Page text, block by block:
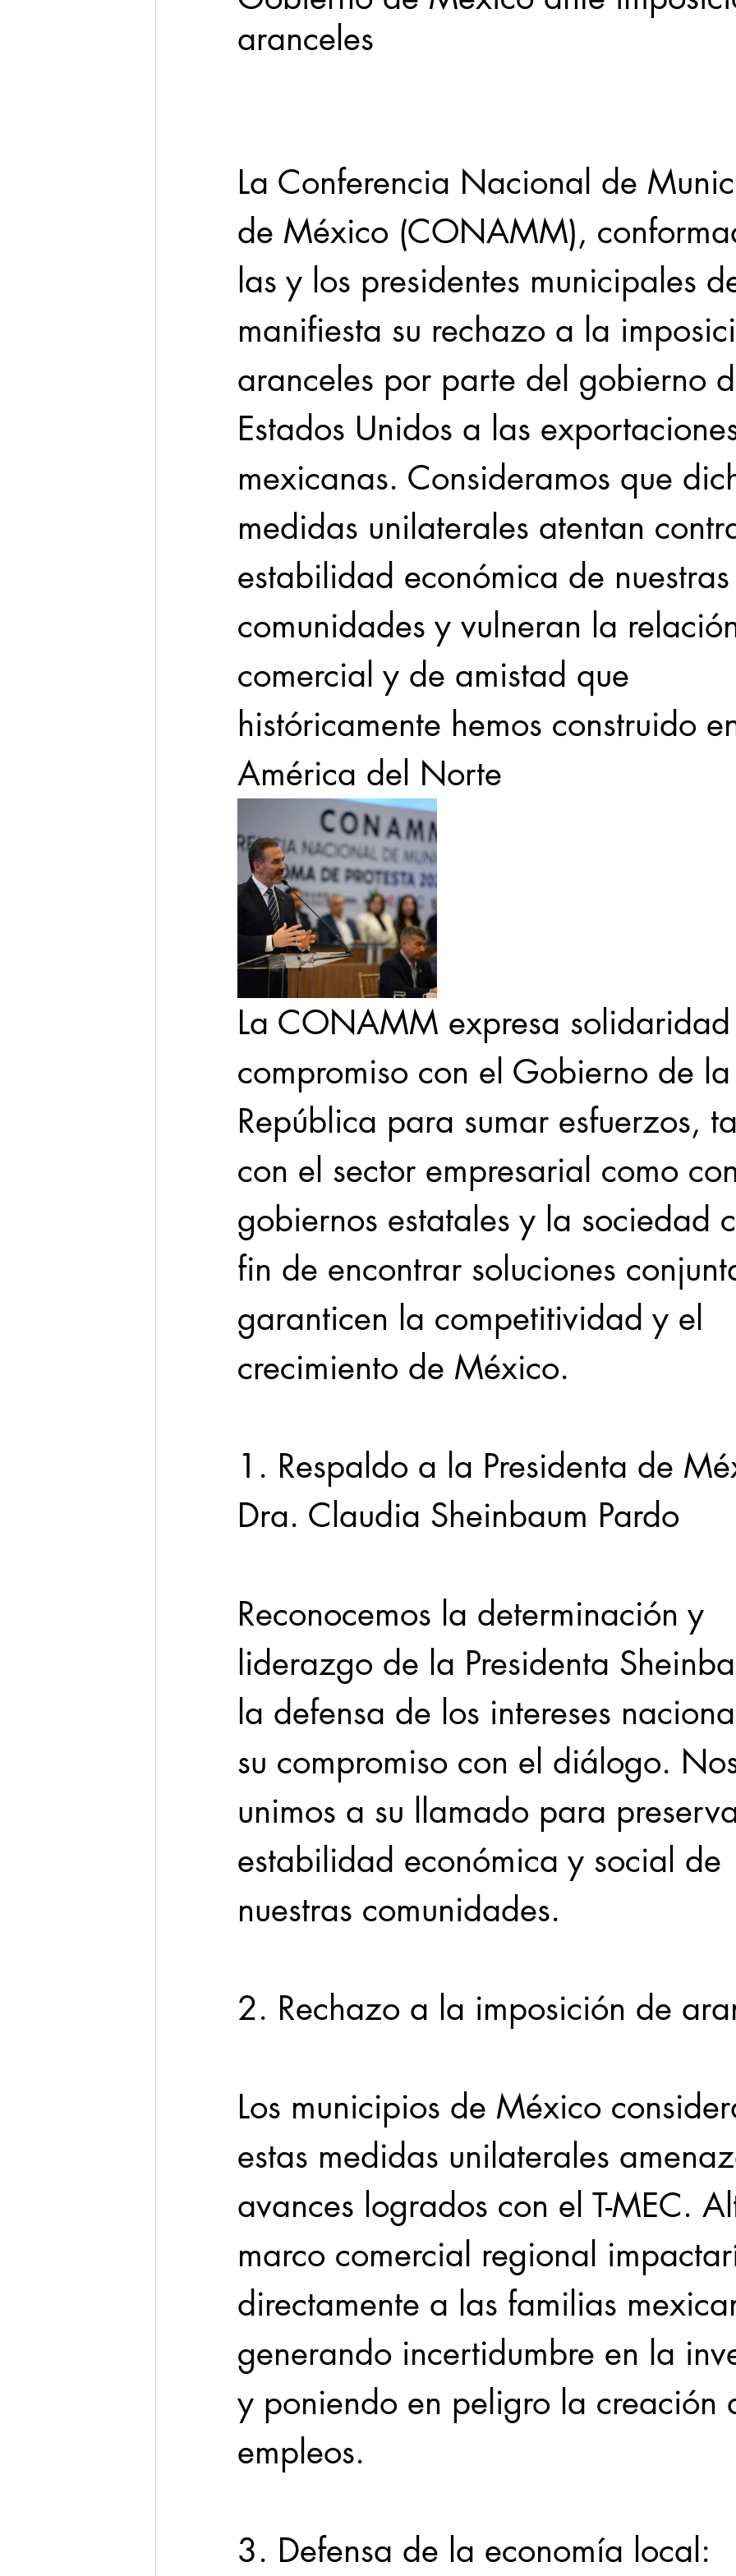
aranceles
La Conferencia Nacional de
de México (CONAMM),
las y los presidentes municipales
manifiesta su rechazo a la
aranceles por parte del gobierno
Estados Unidos a las
mexicanas. Consideramos que
medidas unilaterales atentan
estabilidad económica de
comunidades y vulneran la
comercial y de amistad que
históricamente hemos construido
América del Norte
La CONAMM expresa
compromiso con el Gobierno de
República para sumar esfuerzos,
con el sector empresarial como
gobiernos estatales y la sociedad
fin de encontrar soluciones
garanticen la competitividad y el
crecimiento de México.
1. Respaldo a la Presidenta de
Dra. Claudia Sheinbaum Pardo
Reconocemos la determinación y
liderazgo de la Presidenta
la defensa de los intereses
su compromiso con el diálogo.
unimos a su llamado para
estabilidad económica y social de
nuestras comunidades.
2. Rechazo a la imposición de
Los municipios de México
estas medidas unilaterales
avances logrados con el T-MEC.
marco comercial regional
directamente a las familias
generando incertidumbre en la
y poniendo en peligro la creación
empleos.
3. Defensa de la economía local: